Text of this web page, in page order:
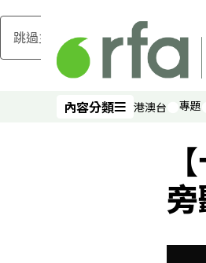
跳過主要內容
內容分類
內容分類 港澳台 專題